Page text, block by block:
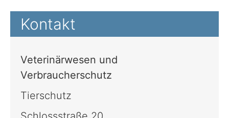
Kontakt
Veterinärwesen und
Verbraucherschutz
Tierschutz